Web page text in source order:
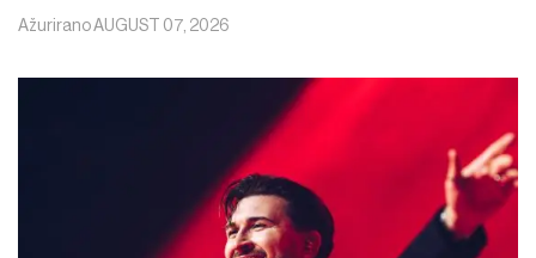
AžuriranoAUGUST 07, 2026